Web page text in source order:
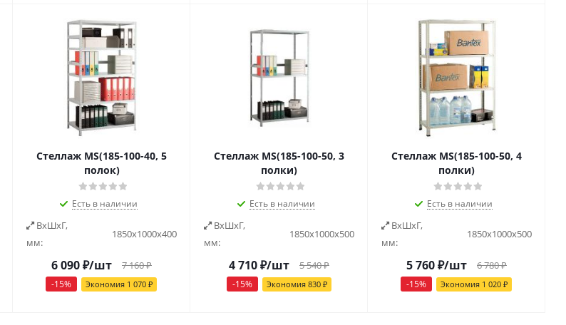
Стеллаж MS(185-100-40, 5
полок)
Есть в наличии
ВxШxГ,
мм:
1850х1000х400
6 090₽/шт 7 160₽
-15% Экономия 1 070 ₽
Стеллаж MS(185-100-50, 3
полки)
Есть в наличии
ВxШxГ,
мм:
1850х1000х500
4 710₽/шт 5 540₽
-15% Экономия 830₽
Стеллаж MS(185-100-50, 4
полки)
Есть в наличии
ВxШxГ,
мм:
1850х1000х500
5 760₽/шт 6 780₽
-15% Экономия 1 020 ₽